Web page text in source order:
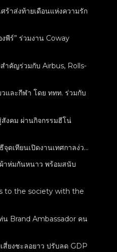
ร้าส่งท้ายเดือนแห่งความรัก
พีร์” ร่วมงาน Coway
สำคัญร่วมกับ Airbus, Rolls-
วและกีฬา โดย ททท. ร่วมกับ
งคม ผ่านกิจกรรมฮีโน่
ดเทียนเปิดงานเทศกาลง่ว...
าห่มกันหนาว พร้อมสนับ
to the society with the
น Brand Ambassador คน
สี่ยงชะลอยาว ปรับลด GDP